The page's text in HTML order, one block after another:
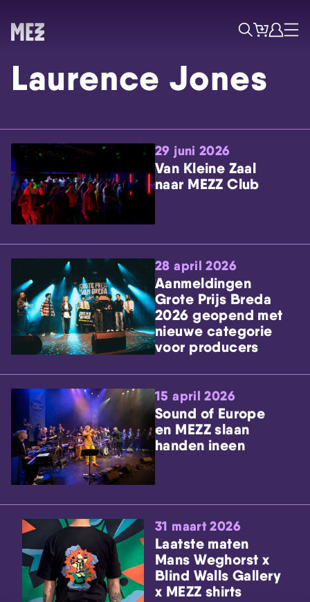
Skip navigatie
ZoekTicketsAccount
Menu
Laurence Jones
29 juni 2026
Van Kleine Zaal
naar MEZZ Club
28 april 2026
Aanmeldingen
Grote Prijs Breda
2026 geopend met
nieuwe categorie
voor producers
15 april 2026
Sound of Europe
en MEZZ slaan
handen ineen
31 maart 2026
Laatste maten
Mans Weghorst x
Blind Walls Gallery
x MEZZ shirts